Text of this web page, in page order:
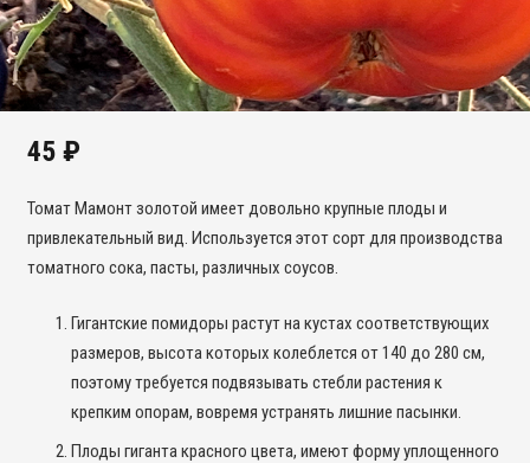
45 ₽
Томат Мамонт золотой имеет довольно крупные плоды и
привлекательный вид. Используется этот сорт для производства
томатного сока, пасты, различных соусов.
Гигантские помидоры растут на кустах соответствующих
размеров, высота которых колеблется от 140 до 280 см,
поэтому требуется подвязывать стебли растения к
крепким опорам, вовремя устранять лишние пасынки.
Плоды гиганта красного цвета, имеют форму уплощенного